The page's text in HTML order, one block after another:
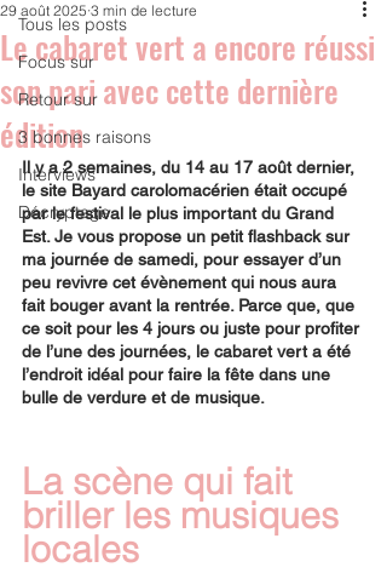
Tous les posts
Focus sur
Retour sur
3 bonnes raisons
Interviews
Décryptage
Le cabaret vert a encore réussi
son pari avec cette dernière
édition
29 août 2025 3 min de lecture
Il y a 2 semaines, du 14 au 17 août dernier,
le site Bayard carolomacérien était occupé
par le festival le plus important du Grand
Est. Je vous propose un petit flashback sur
ma journée de samedi, pour essayer d’un
peu revivre cet évènement qui nous aura
fait bouger avant la rentrée. Parce que, que
ce soit pour les 4 jours ou juste pour profiter
de l’une des journées, le cabaret vert a été
l’endroit idéal pour faire la fête dans une
bulle de verdure et de musique.
La scène qui fait
briller les musiques
locales